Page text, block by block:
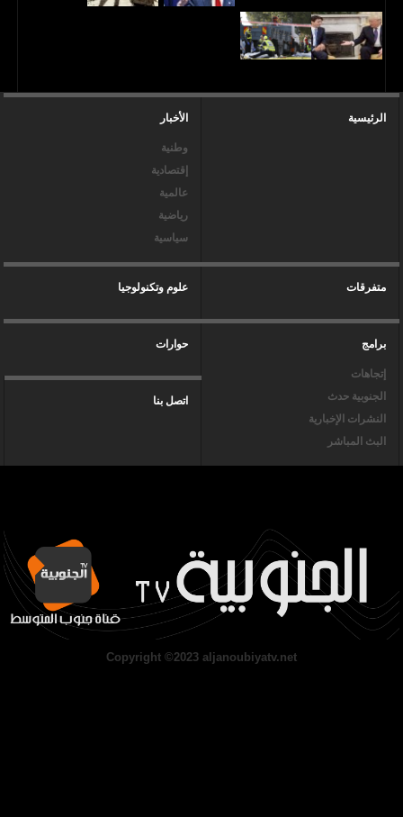
الرئيسية الأخبار
وطنية
إقتصادية
عالمية
رياضية
سياسية
متفرقات علوم وتكنولوجيا
برامج
إتجاهات
الجنوبية حدث
النشرات الإخبارية
البث المباشر
حوارات
اتصل بنا
Copyright ©2023 aljanoubiyatv.net